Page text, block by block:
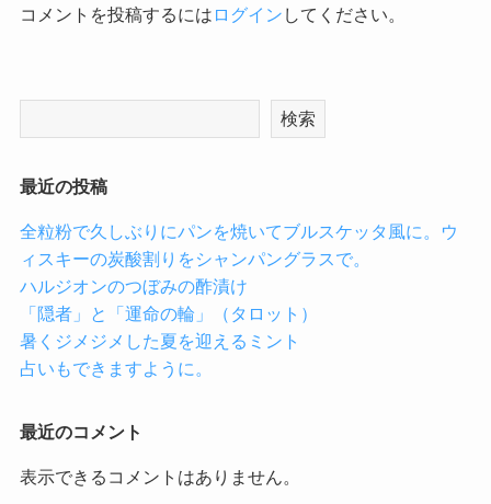
コメントを投稿するには ログイン してください。
検索
最近の投稿
全粒粉で久しぶりにパンを焼いてブルスケッタ風に。ウ
ィスキーの炭酸割りをシャンパングラスで。
ハルジオンのつぼみの酢漬け
「隠者」と「運命の輪」（タロット）
暑くジメジメした夏を迎えるミント
占いもできますように。
最近のコメント
表示できるコメントはありません。